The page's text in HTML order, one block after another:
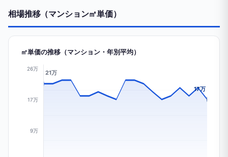
相場推移（マンション㎡単価）
㎡単価の推移（マンション・年別平均）
26万
17万
9万
21万
17万